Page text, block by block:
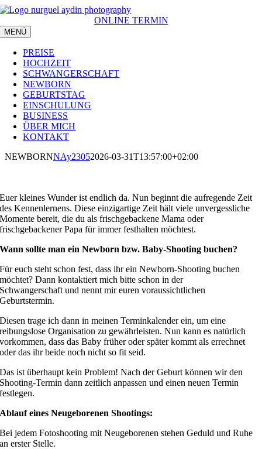
Zum
springen
ONLINE TERMIN
MENÜ
PREISE
HOCHZEIT
SCHWANGERSCHAFT
NEWBORN
GEBURTSTAG
EINSCHULUNG
BUSINESS
ÜBER MICH
KONTAKT
NEWBORNNAy23052026-03-31T13:57:00+02:00
Euer kleines Wunder ist endlich da. Nun beginnt die aufregende Zeit
des Kennenlernens. Diese einzigartige Zeit hält viele unvergessliche
Momente bereit, die du als frischgebackene Mama oder
frischgebackener Papa für immer festhalten möchtest.
Wann sollte man ein Newborn bzw. Baby-Shooting buchen?
Für euch steht schon fest, dass ihr ein Newborn-Shooting buchen
möchtet? Dann kontaktiert mich bitte schon in der
Schwangerschaft und nennt mir euren voraussichtlichen
Geburtstermin.
Diesen trage ich dann in meinen Terminkalender ein, um eine
reibungslose Organisation zu gewährleisten. Nun kann es natürlich
vorkommen, dass das Baby früher oder später kommt als errechnet
oder das ihr beide noch nicht so fit seid.
Das ist überhaupt kein Problem! Nach der Geburt können wir den
Shooting-Termin dann zeitlich anpassen und einen neuen Termin
festlegen.
Ablauf eines Neugeborenen Shootings:
Bei jedem Fotoshooting mit Neugeborenen stehen Geduld und Ruhe
an erster Stelle.